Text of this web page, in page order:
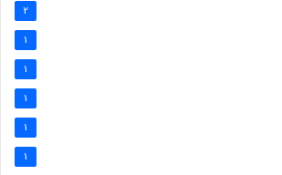
2
1
1
1
1
1